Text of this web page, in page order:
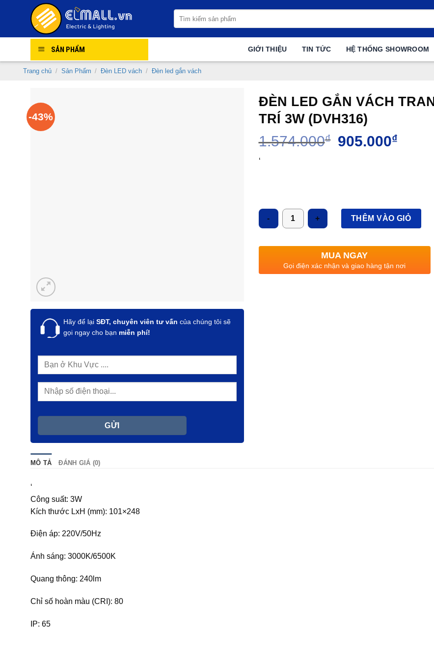
kiếm:
SẢN PHẨM GIỚI THIỆU TIN TỨC HỆ THỐNG SHOWROOM
Trang chủ / Sản Phẩm / Đèn LED vách / Đèn led gắn vách
-43%
Hãy để lại SĐT, chuyên viên tư vấn của chúng tôi sẽ
gọi ngay cho bạn miễn phí!
ĐÈN LED GẮN VÁCH
TRÍ 3W (DVH316)
1.574.000₫
Giá
gốc
905.000₫Giá
‘
Số lượng
THÊM VÀO GIỎ
MUA NGAY
Gọi điện xác nhận và giao hàng tận nơi
MÔ TẢ ĐÁNH GIÁ (0)
‘
Công suất: 3W
Kích thước LxH (mm): 101×248
Điện áp: 220V/50Hz
Ánh sáng: 3000K/6500K
Quang thông: 240lm
Chỉ số hoàn màu (CRI): 80
IP: 65